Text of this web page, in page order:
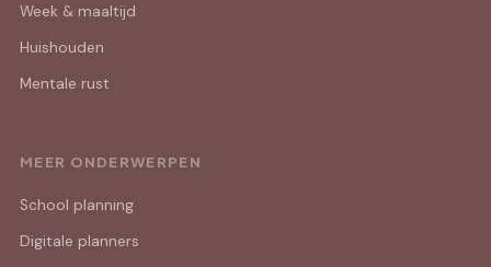
Week & maaltijd
Huishouden
Mentale rust
MEER ONDERWERPEN
School planning
Digitale planners